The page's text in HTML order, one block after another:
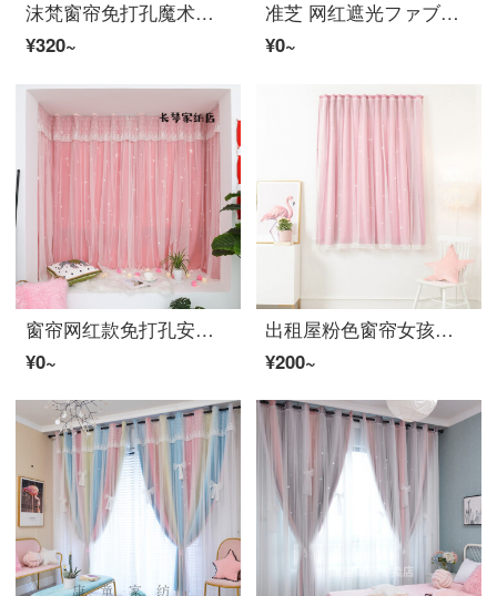
沫梵窗帘免打孔魔术贴遮光ファブリック生地简易卧室飘窗出租房小短遮阳ファブリック生地 浅蓝色(新款双面的) 宽1.0X高1.5米 1片装 魔术贴式
¥320~
准芝 网红遮光ファブリック生地魔术粘贴式窗帘卧室免打孔安装小窓短自粘房间免安装 宽0.7×高1.0一片 粉色(魔术贴镂空星星)
¥0~
窗帘网红款免打孔安装直播背景抖音双层魔术贴粘贴式简约宿舍遮阳房间卧室窗レース既製カーテン定制 粉色(蕾丝帘头ファブリック生地+レース双层一体) 每米魔术贴含加工费(ファブリック生地レース一体)
¥0~
出租屋粉色窗帘女孩房间免打孔双层带レース简易レース帘一体遮光阳经济型 粉红色 宽0.7米*高1.0米(含レース双层)
¥200~